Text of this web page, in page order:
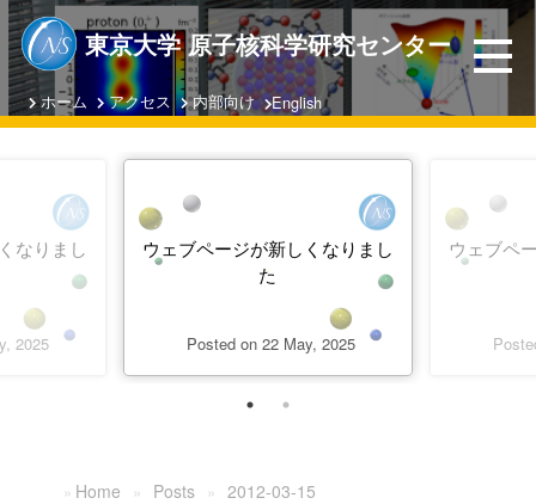
東京大学 原子核科学研究センター
ホーム アクセス 内部向け English
Home Posts 2012-03-15
なりまし
2025
ウェブページが新しくなりまし
た
Posted on 22 May, 2025
ウェブペ